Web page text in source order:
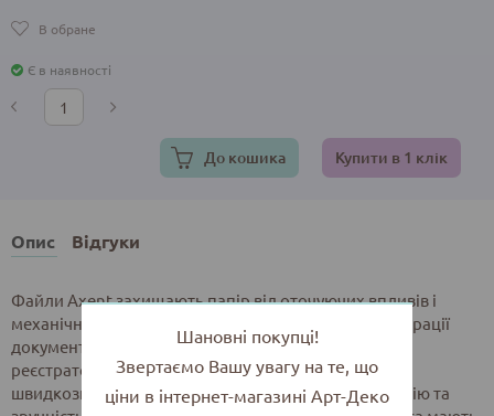
В обране
Є в наявності
До кошика Купити в 1 клік
Опис Відгуки
Файли Axent захищають папір від оточуючих впливів і
механічних пошкоджень. Завдяки наявності перфорації
документи в файлах можуть зберігатися в папках-
реєстраторах, в папках на кільцях, в папках-
швидкозшивачах та ін. Це забезпечує систематизацію та
Шановні покупці!
Звертаємо Вашу увагу на те, що
ціни в інтернет-магазині Арт-Деко